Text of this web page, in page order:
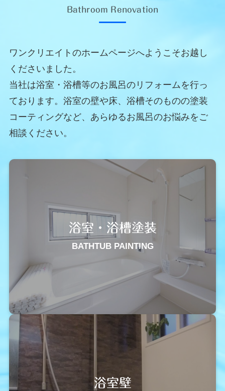
Bathroom Renovation
ワンクリエイトのホームページへようこそお越し
くださいました。
当社は浴室・浴槽等のお風呂のリフォームを行っ
ております。浴室の壁や床、浴槽そのものの塗装
コーティングなど、あらゆるお風呂のお悩みをご
相談ください。
浴室・浴槽塗装
BATHTUB PAINTING
浴室壁